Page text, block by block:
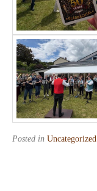
Posted in Uncategorized